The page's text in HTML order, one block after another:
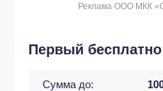
Реклама ООО МКК
Первый бесплатно
Сумма до: